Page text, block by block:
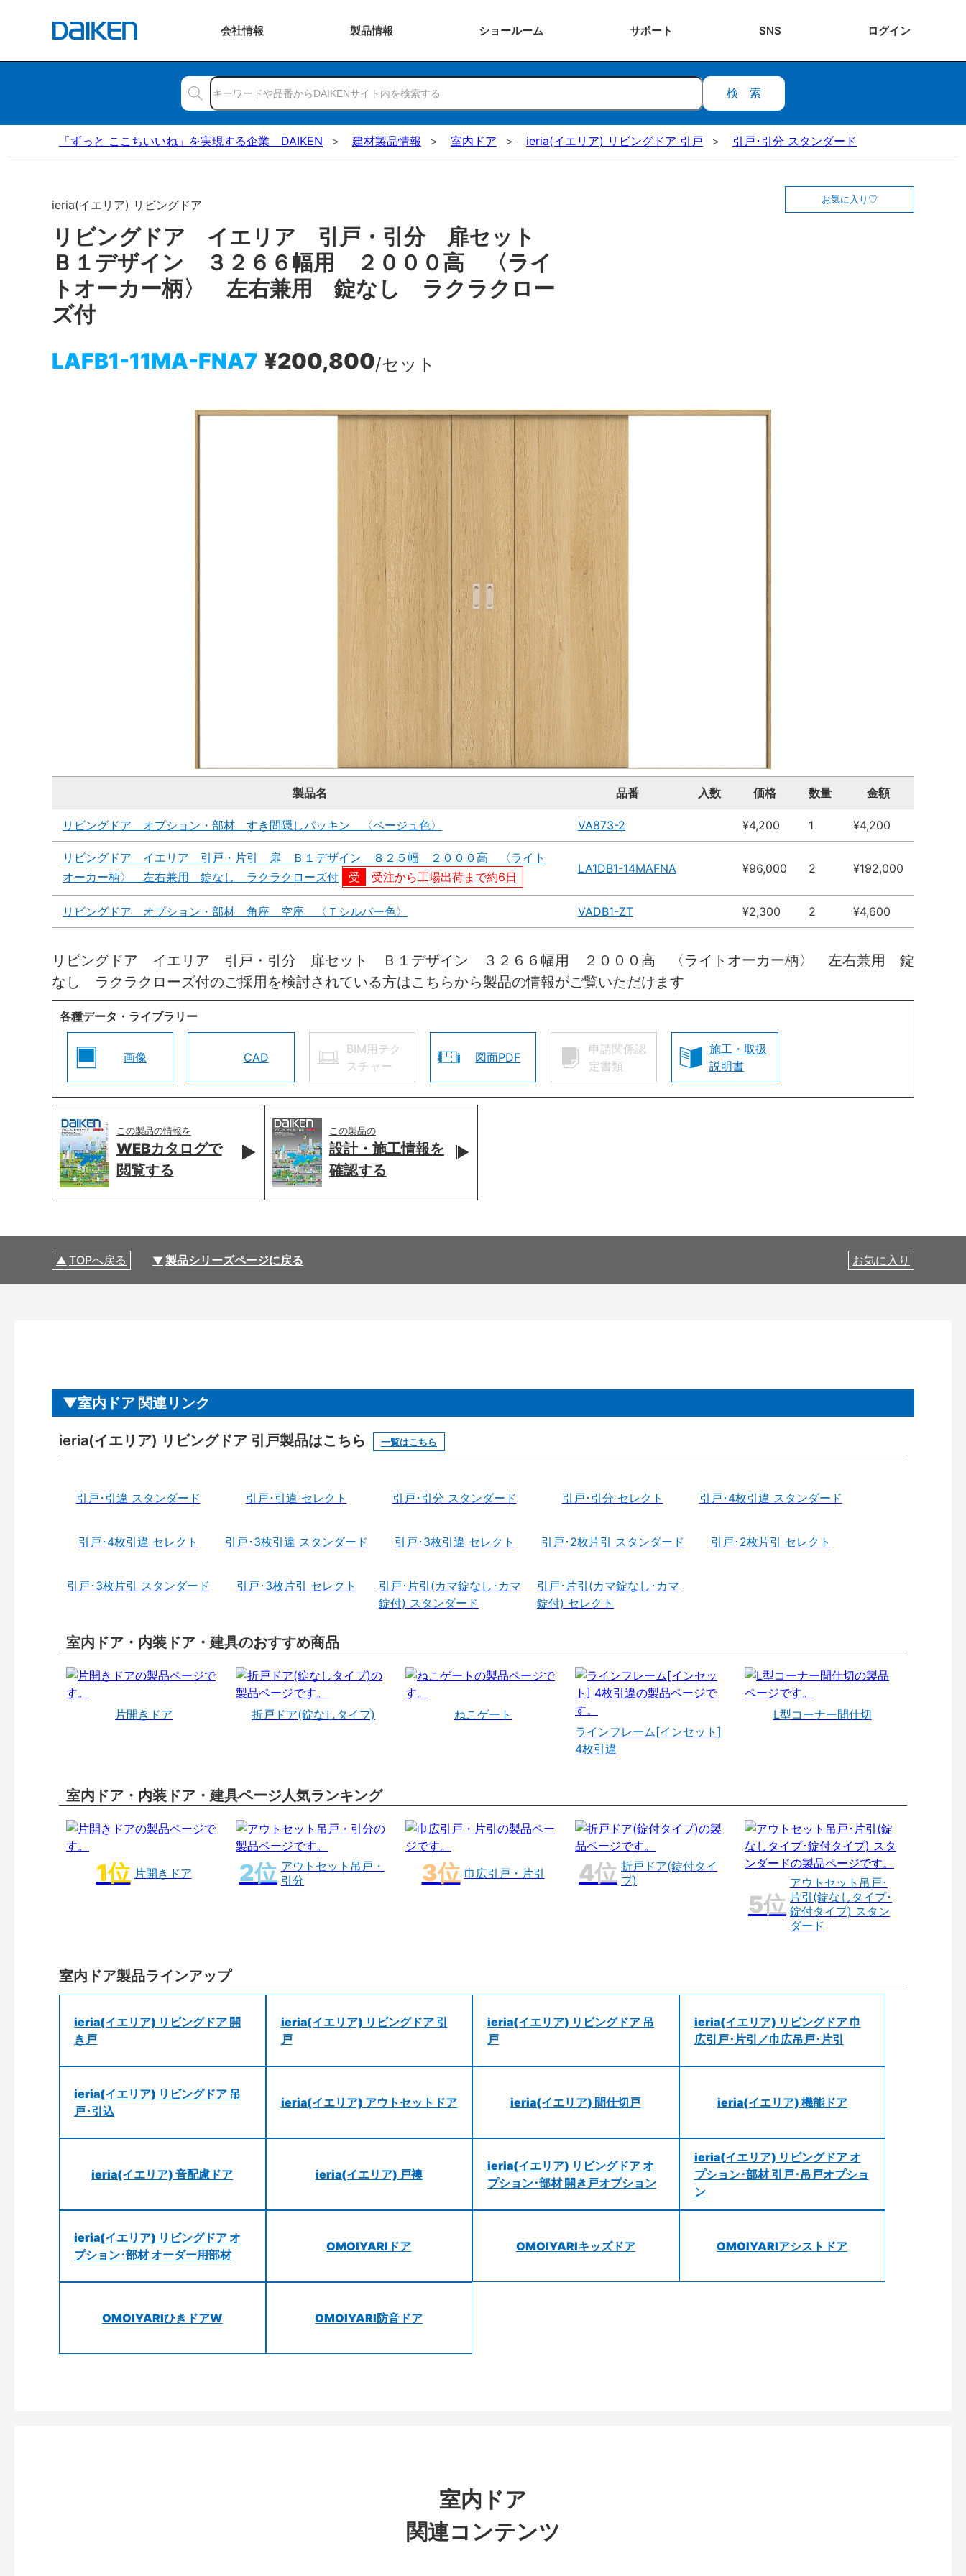
会社情報 製品情報 ショールーム サポート SNS ログイン
検索
「ずっと ここちいいね」を実現する企業 DAIKEN 建材製品情報 室内ドア ieria(イエリア) リビングドア 引戸 引戸･引分 スタンダード
ieria(イエリア) リビングドア
リビングドア イエリア 引戸・引分 扉セット
Ｂ１デザイン ３２６６幅用 ２０００高 〈ライ
トオーカー柄〉 左右兼用 錠なし ラクラクロー
ズ付
LAFB1-11MA-FNA7 ¥200,800/セット
お気に入り
製品名 品番 入数 価格 数量 金額
リビングドア オプション・部材 すき間隠しパッキン 〈ベージュ色〉 VA873-2 ¥4,200 1 ¥4,200
リビングドア イエリア 引戸・片引 扉 Ｂ１デザイン ８２５幅 ２０００高 〈ライト
オーカー柄〉 左右兼用 錠なし ラクラクローズ付
受注から工場出荷まで約6日
LA1DB1-14MAFNA ¥96,000 2 ¥192,000
リビングドア オプション・部材 角座 空座 〈Ｔシルバー色〉 VADB1-ZT ¥2,300 2 ¥4,600
リビングドア イエリア 引戸・引分 扉セット Ｂ１デザイン ３２６６幅用 ２０００高 〈ライトオーカー柄〉 左右兼用 錠
なし ラクラクローズ付のご採用を検討されている方はこちらから製品の情報がご覧いただけます
各種データ・ライブラリー
画像 CAD
BIM用テク
スチャー
図面PDF
申請関係認
定書類
施工・取扱
説明書
この製品の情報を
WEBカタログで
閲覧する
この製品の
設計・施工情報を
確認する
TOPへ戻る 製品シリーズページに戻る お気に入り
室内ドア 関連リンク
ieria(イエリア) リビングドア 引戸製品はこちら 一覧はこちら
引戸･引違 スタンダード 引戸･引違 セレクト 引戸･引分 スタンダード 引戸･引分 セレクト 引戸･4枚引違 スタンダード
引戸･4枚引違 セレクト 引戸･3枚引違 スタンダード 引戸･3枚引違 セレクト 引戸･2枚片引 スタンダード 引戸･2枚片引 セレクト
引戸･3枚片引 スタンダード 引戸･3枚片引 セレクト
引戸･片引(カマ錠なし･カマ
錠付) スタンダード
引戸･片引(カマ錠なし･カマ
錠付) セレクト
室内ドア・内装ドア・建具のおすすめ商品
片開きドア 折戸ドア(錠なしタイプ)
ねこゲート
ラインフレーム[インセット]
4枚引違
L型コーナー間仕切
室内ドア・内装ドア・建具ページ人気ランキング
片開きドア
アウトセット吊戸・
引分
巾広引戸・片引
折戸ドア(錠付タイ
プ)
アウトセット吊戸･
片引(錠なしタイプ･
錠付タイプ) スタン
ダード
室内ドア製品ラインアップ
ieria(イエリア) リビングドア 開
き戸
ieria(イエリア) リビングドア 引
戸
ieria(イエリア) リビングドア 吊
戸
ieria(イエリア) リビングドア 巾
広引戸･片引／巾広吊戸･片引
ieria(イエリア) リビングドア 吊
戸･引込
ieria(イエリア) アウトセットドア ieria(イエリア) 間仕切戸 ieria(イエリア) 機能ドア
ieria(イエリア) 音配慮ドア ieria(イエリア) 戸襖
ieria(イエリア) リビングドア オ
プション･部材 開き戸オプション
ieria(イエリア) リビングドア オ
プション･部材 引戸･吊戸オプショ
ン
ieria(イエリア) リビングドア オ
プション･部材 オーダー用部材
OMOIYARIドア OMOIYARIキッズドア OMOIYARIアシストドア
OMOIYARIひきドアW OMOIYARI防音ドア
室内ドア
関連コンテンツ